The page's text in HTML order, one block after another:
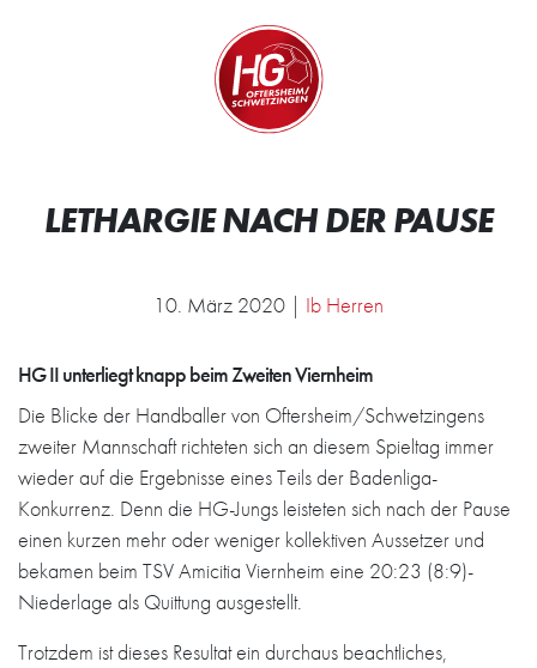
Zur Startseite
LETHARGIE NACH DER PAUSE
10. März 2020 | Ib Herren
HG II unterliegt knapp beim Zweiten Viernheim
Die Blicke der Handballer von Oftersheim/Schwetzingens
zweiter Mannschaft richteten sich an diesem Spieltag immer
wieder auf die Ergebnisse eines Teils der Badenliga-
Konkurrenz. Denn die HG-Jungs leisteten sich nach der Pause
einen kurzen mehr oder weniger kollektiven Aussetzer und
bekamen beim TSV Amicitia Viernheim eine 20:23 (8:9)-
Niederlage als Quittung ausgestellt.
Trotzdem ist dieses Resultat ein durchaus beachtliches,